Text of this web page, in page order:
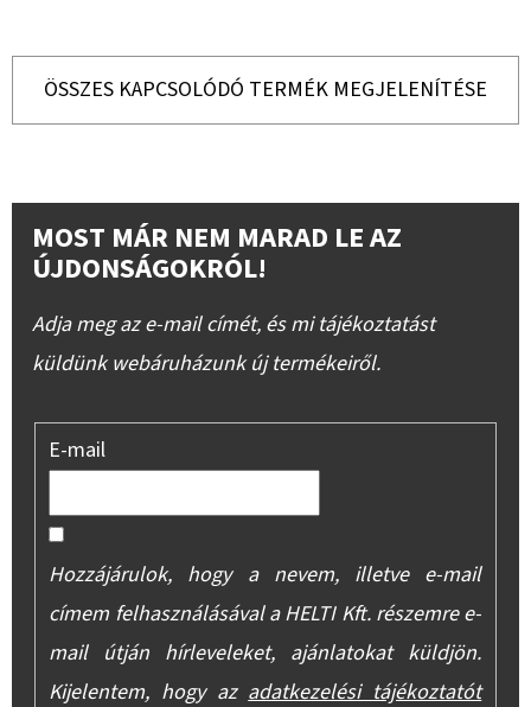
ÖSSZES KAPCSOLÓDÓ TERMÉK MEGJELENÍTÉSE
MOST MÁR NEM MARAD LE AZ
ÚJDONSÁGOKRÓL!
Adja meg az e-mail címét, és mi tájékoztatást
küldünk webáruházunk új termékeiről.
E-mail
Hozzájárulok, hogy a nevem, illetve e-mail
címem felhasználásával a HELTI Kft. részemre e-
mail útján hírleveleket, ajánlatokat küldjön.
Kijelentem, hogy azadatkezelési tájékoztatót